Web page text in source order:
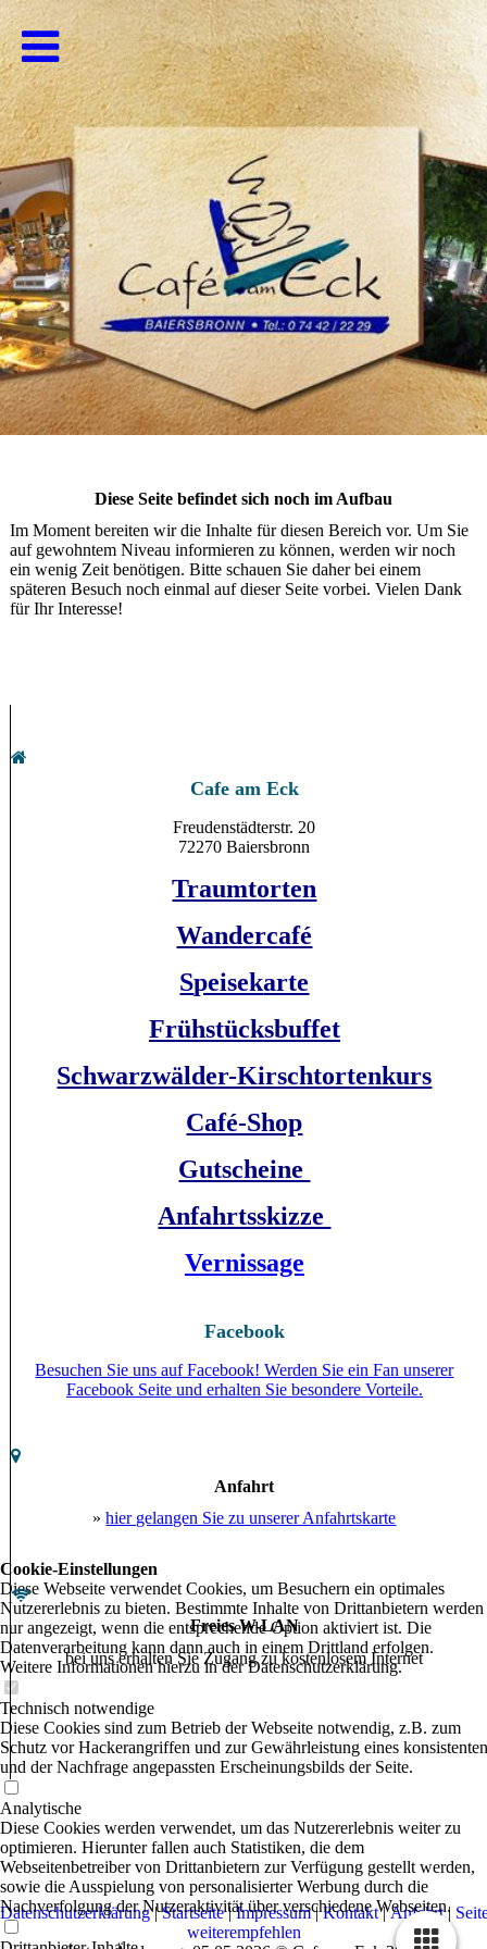
Diese Seite befindet sich noch im Aufbau
Im Moment bereiten wir die Inhalte für diesen Bereich vor. Um Sie
auf gewohntem Niveau informieren zu können, werden wir noch
ein wenig Zeit benötigen. Bitte schauen Sie daher bei einem
späteren Besuch noch einmal auf dieser Seite vorbei. Vielen Dank
für Ihr Interesse!
Cafe am Eck
Freudenstädterstr. 20
72270 Baiersbronn
Traumtorten
Wandercafé
Speisekarte
Frühstücksbuffet
Schwarzwälder-Kirschtortenkurs
Café-Shop
Gutscheine
Anfahrtsskizze
Vernissage
Facebook
Besuchen Sie uns auf Facebook! Werden Sie ein Fan unserer
Facebook Seite und erhalten Sie besondere Vorteile.
Anfahrt
»hier gelangen Sie zu unserer Anfahrtskarte
Freies W-LAN
bei uns erhalten Sie Zugang zu kostenlosem Internet
Datenschutzerklärung|Startseite|Impressum |Kontakt|Anfahrt|
weiterempfehlen
Cookie-Einstellungen
Diese Webseite verwendet Cookies, um Besuchern ein optimales
Nutzererlebnis zu bieten. Bestimmte Inhalte von Drittanbietern werden
nur angezeigt, wenn die entsprechende Option aktiviert ist. Die
Datenverarbeitung kann dann auch in einem Drittland erfolgen.
Weitere Informationen hierzu in der Datenschutzerklärung.
Technisch notwendige
Diese Cookies sind zum Betrieb der Webseite notwendig, z.B. zum
Schutz vor Hackerangriffen und zur Gewährleistung eines konsistenten
und der Nachfrage angepassten Erscheinungsbilds der Seite.
Analytische
Diese Cookies werden verwendet, um das Nutzererlebnis weiter zu
optimieren. Hierunter fallen auch Statistiken, die dem
Webseitenbetreiber von Drittanbietern zur Verfügung gestellt werden,
sowie die Ausspielung von personalisierter Werbung durch die
Nachverfolgung der Nutzeraktivität über verschiedene Webseiten.